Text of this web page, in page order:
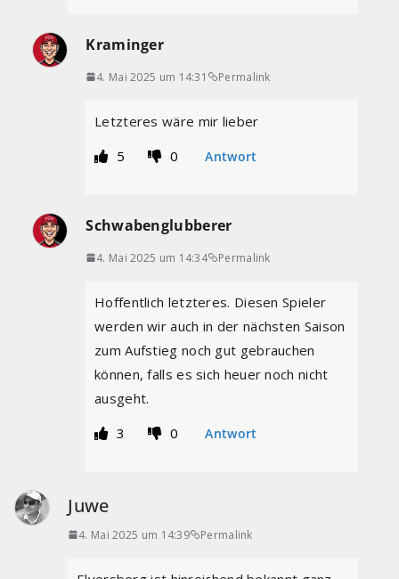
Kraminger
4. Mai 2025 um 14:31 Permalink
Letzteres wäre mir lieber
5
0 Antwort
Schwabenglubberer
4. Mai 2025 um 14:34 Permalink
Hoffentlich letzteres. Diesen Spieler
werden wir auch in der nächsten Saison
zum Aufstieg noch gut gebrauchen
können, falls es sich heuer noch nicht
ausgeht.
3
0 Antwort
Juwe
4. Mai 2025 um 14:39 Permalink